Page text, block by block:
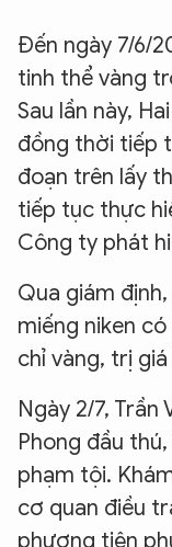
Đến ngày 7/6/
tinh thể vàng
Sau lần này,
đồng thời tiếp
đoạn trên lấy
tiếp tục thực
Công ty phát
Qua giám
miếng niken
chỉ vàng, trị
Ngày 2/7, Trần
Phong đầu
phạm tội.
cơ quan điều
phương tiện